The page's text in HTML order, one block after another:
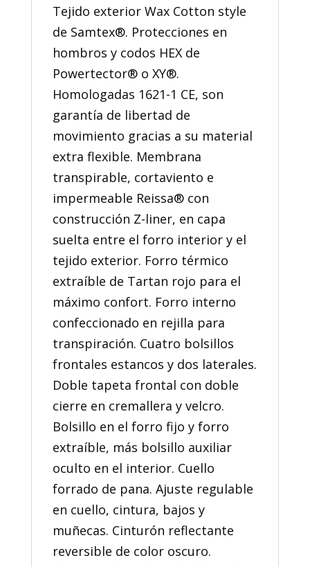
Tejido exterior Wax Cotton style
de Samtex®. Protecciones en
hombros y codos HEX de
Powertector® o XY®.
Homologadas 1621-1 CE, son
garantía de libertad de
movimiento gracias a su material
extra flexible. Membrana
transpirable, cortaviento e
impermeable Reissa® con
construcción Z-liner, en capa
suelta entre el forro interior y el
tejido exterior. Forro térmico
extraíble de Tartan rojo para el
máximo confort. Forro interno
confeccionado en rejilla para
transpiración. Cuatro bolsillos
frontales estancos y dos laterales.
Doble tapeta frontal con doble
cierre en cremallera y velcro.
Bolsillo en el forro fijo y forro
extraíble, más bolsillo auxiliar
oculto en el interior. Cuello
forrado de pana. Ajuste regulable
en cuello, cintura, bajos y
muñecas. Cinturón reflectante
reversible de color oscuro.